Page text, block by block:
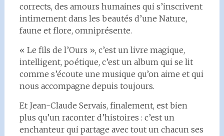
corrects, des amours humaines qui s’inscrivent
intimement dans les beautés d’une Nature,
faune et flore, omniprésente.
« Le fils de l’Ours », c’est un livre magique,
intelligent, poétique, c’est un album qui se lit
comme s’écoute une musique qu’on aime et qui
nous accompagne depuis toujours.
Et Jean-Claude Servais, finalement, est bien
plus qu’un raconter d’histoires : c’est un
enchanteur qui partage avec tout un chacun ses